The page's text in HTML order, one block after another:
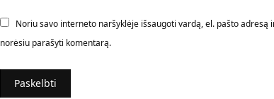
Noriu savo interneto naršyklėje išsaugoti vardą, el. pašto
norėsiu parašyti komentarą.